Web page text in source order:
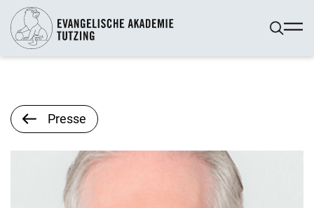
Presse